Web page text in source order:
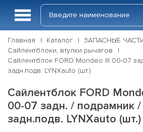
Главная Каталог ЗАПАСНЫЕ
Сайлентблоки, втулки рычагов
Сайлентблок FORD Mondeo III 00-07
задн.подв. LYNXauto (шт.)
Сайлентблок FORD
00-07 задн. / подрамник /
задн.подв. LYNXauto (шт.)